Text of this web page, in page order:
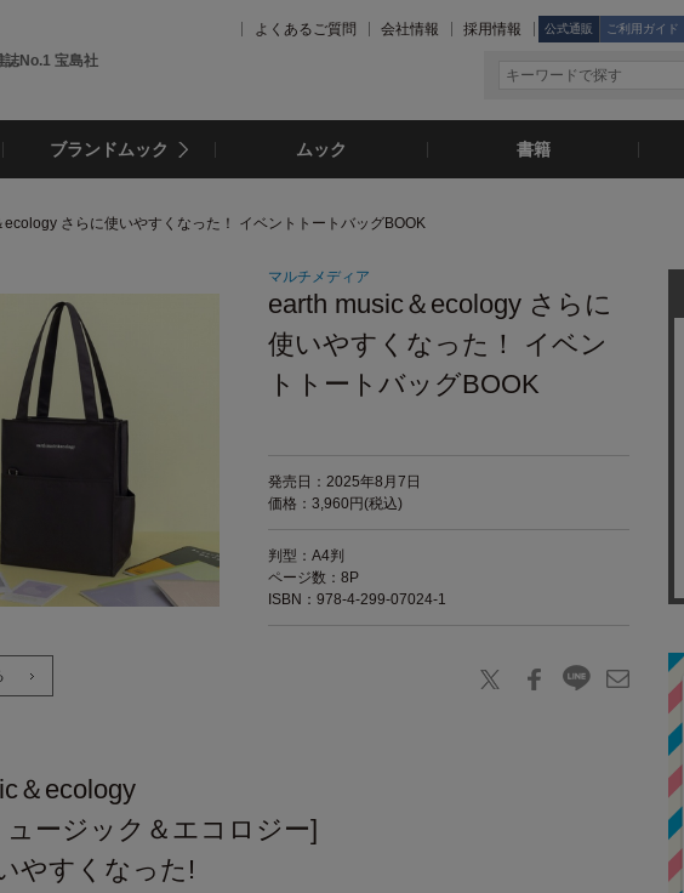
誌No.1 宝島社
よくあるご質問 会社情報 採用情報 公式通販 ご利用ガイド
ブランドムック ムック 書籍
さらに使いやすくなった！ イベントトートバッグBOOK
マルチメディア
earth music＆ecology さらに
使いやすくなった！ イベン
トトートバッグBOOK
発売日：2025年8月7日
価格：3,960円(税込)
判型：A4判
ページ数：8P
ISBN：978-4-299-07024-1
＆ecology
ュージック＆エコロジー]
やすくなった!